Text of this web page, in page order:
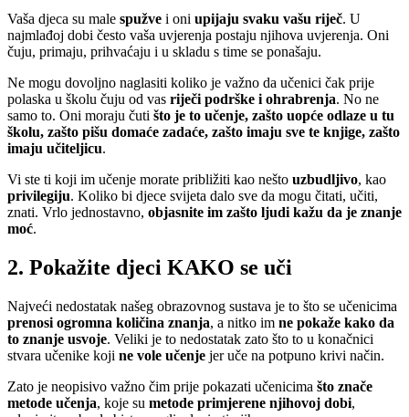
Vaša djeca su male spužve i oni upijaju svaku vašu riječ. U
najmlađoj dobi često vaša uvjerenja postaju njihova uvjerenja. Oni
čuju, primaju, prihvaćaju i u skladu s time se ponašaju.
Ne mogu dovoljno naglasiti koliko je važno da učenici čak prije
polaska u školu čuju od vas riječi podrške i ohrabrenja. No ne
samo to. Oni moraju čuti što je to učenje, zašto uopće odlaze u tu
školu, zašto pišu domaće zadaće, zašto imaju sve te knjige, zašto
imaju učiteljicu.
Vi ste ti koji im učenje morate približiti kao nešto uzbudljivo, kao
privilegiju. Koliko bi djece svijeta dalo sve da mogu čitati, učiti,
znati. Vrlo jednostavno, objasnite im zašto ljudi kažu da je znanje
moć.
2. Pokažite djeci KAKO se uči
Najveći nedostatak našeg obrazovnog sustava je to što se učenicima
prenosi ogromna količina znanja, a nitko im ne pokaže kako da
to znanje usvoje. Veliki je to nedostatak zato što to u konačnici
stvara učenike koji ne vole učenje jer uče na potpuno krivi način.
Zato je neopisivo važno čim prije pokazati učenicima što znače
metode učenja, koje su metode primjerene njihovoj dobi,